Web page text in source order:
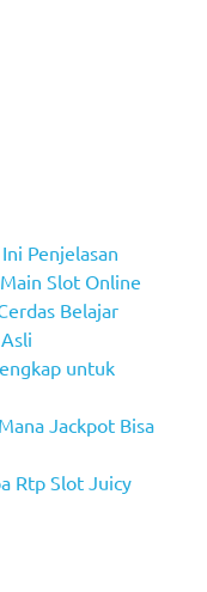
Penjelasan
Slot Online
Belajar
untuk
Jackpot Bisa
Rtp Slot Juicy